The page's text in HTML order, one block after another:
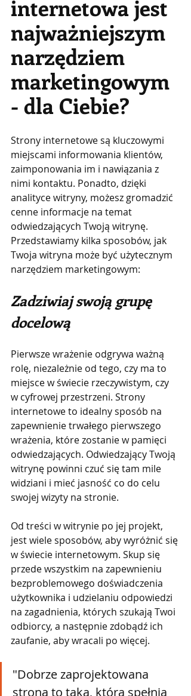
internetowa jest
najważniejszym
narzędziem
marketingowym
- dla Ciebie?
Strony internetowe są kluczowymi
miejscami informowania klientów,
zaimponowania im i nawiązania z
nimi kontaktu. Ponadto, dzięki
analityce witryny, możesz gromadzić
cenne informacje na temat
odwiedzających Twoją witrynę.
Przedstawiamy kilka sposobów, jak
Twoja witryna może być użytecznym
narzędziem marketingowym:
Zadziwiaj swoją grupę
docelową
Pierwsze wrażenie odgrywa ważną
rolę, niezależnie od tego, czy ma to
miejsce w świecie rzeczywistym, czy
w cyfrowej przestrzeni. Strony
internetowe to idealny sposób na
zapewnienie trwałego pierwszego
wrażenia, które zostanie w pamięci
odwiedzających. Odwiedzający Twoją
witrynę powinni czuć się tam mile
widziani i mieć jasność co do celu
swojej wizyty na stronie.
Od treści w witrynie po jej projekt,
jest wiele sposobów, aby wyróżnić się
w świecie internetowym. Skup się
przede wszystkim na zapewnieniu
bezproblemowego doświadczenia
użytkownika i udzielaniu odpowiedzi
na zagadnienia, których szukają Twoi
odbiorcy, a następnie zdobądź ich
zaufanie, aby wracali po więcej.
"Dobrze zaprojektowana
strona to taka, która spełnia